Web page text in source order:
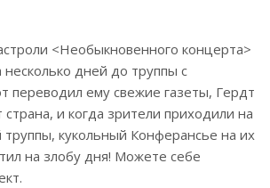
<Необыкновенного концерта>
дней до труппы с
переводил ему свежие газеты, Гердт
и когда зрители приходили на
труппы, кукольный Конферансье на их
на злобу дня! Можете себе